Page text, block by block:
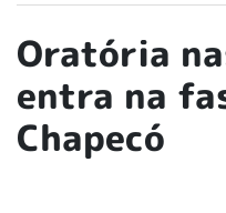
Oratória
entra na
Chapecó